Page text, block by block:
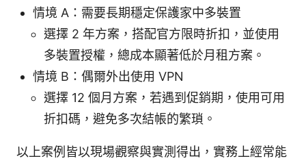
情境 A：需要長期穩定保護家中多裝置
選擇 2 年方案，搭配官方限時折扣，並使用
多裝置授權，總成本顯著低於月租方案。
情境 B：偶爾外出使用 VPN
選擇 12 個月方案，若遇到促銷期，使用可用
折扣碼，避免多次結帳的繁瑣。
以上案例皆以現場觀察與實測得出，實務上經常能